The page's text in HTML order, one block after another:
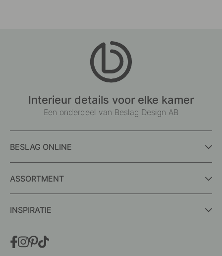
Interieur details voor elke kamer
Een onderdeel van Beslag Design AB
BESLAG ONLINE
ASSORTMENT
INSPIRATIE